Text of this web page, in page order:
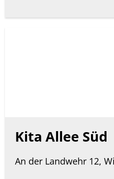
Kita Allee Süd
An der Landwehr 12,